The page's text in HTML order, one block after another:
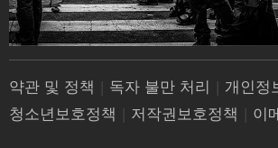
약관 및 정책 독자 불만 처리 개인정
청소년보호정책
저작권보호정책 이